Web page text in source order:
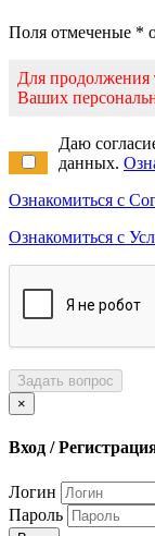
Поля отмеченые *
Для продолжения
Ваших
Даю
данных.
Ознакомиться с
Ознакомиться с
Задать вопрос
×
Вход /
Логин
Пароль